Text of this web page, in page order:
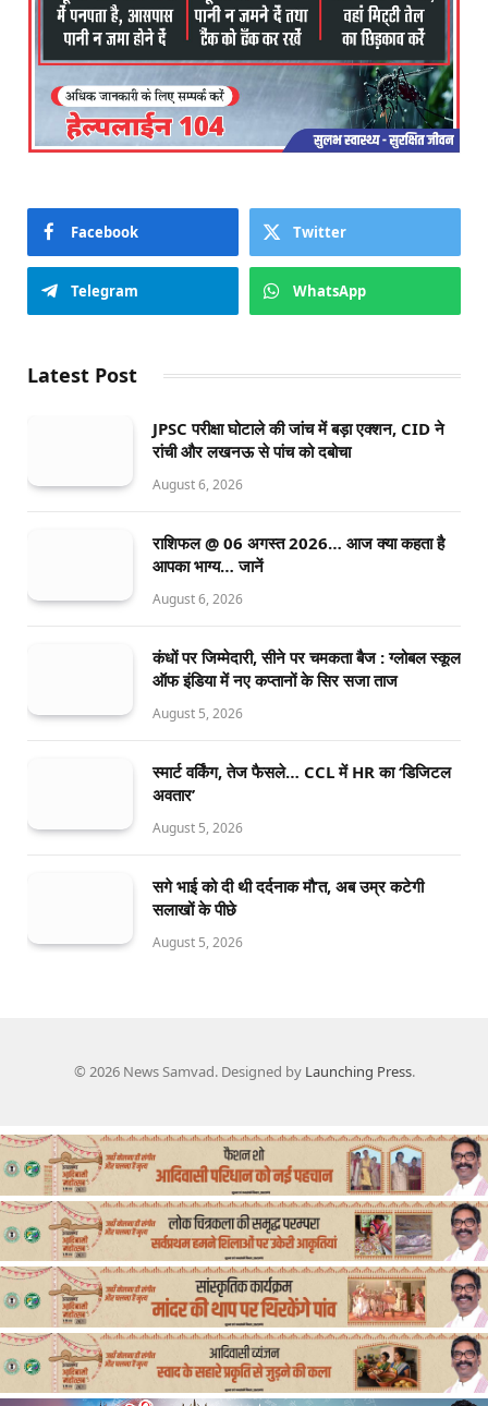
Facebook Twitter
Telegram WhatsApp
Latest Post
JPSC परीक्षा घोटाले की जांच में बड़ा एक्शन, CID ने
रांची और लखनऊ से पांच को दबोचा
August 6, 2026
राशिफल @ 06 अगस्त 2026… आज क्या कहता है
आपका भाग्य… जानें
August 6, 2026
कंधों पर जिम्मेदारी, सीने पर चमकता बैज : ग्लोबल स्कूल
ऑफ इंडिया में नए कप्तानों के सिर सजा ताज
August 5, 2026
स्मार्ट वर्किंग, तेज फैसले… CCL में HR का ‘डिजिटल
अवतार’
August 5, 2026
सगे भाई को दी थी दर्दनाक मौ’त, अब उम्र कटेगी
सलाखों के पीछे
August 5, 2026
© 2026 News Samvad. Designed by Launching Press.